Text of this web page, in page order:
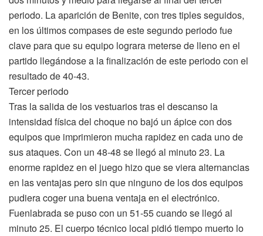
periodo. La aparición de Benite, con tres tiples seguidos,
en los últimos compases de este segundo periodo fue
clave para que su equipo lograra meterse de lleno en el
partido llegándose a la finalización de este periodo con el
resultado de 40-43.
Tercer periodo
Tras la salida de los vestuarios tras el descanso la
intensidad física del choque no bajó un ápice con dos
equipos que imprimieron mucha rapidez en cada uno de
sus ataques. Con un 48-48 se llegó al minuto 23. La
enorme rapidez en el juego hizo que se viera alternancias
en las ventajas pero sin que ninguno de los dos equipos
pudiera coger una buena ventaja en el electrónico.
Fuenlabrada se puso con un 51-55 cuando se llegó al
minuto 25. El cuerpo técnico local pidió tiempo muerto lo